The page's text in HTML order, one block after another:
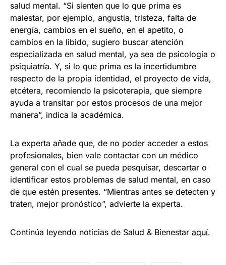
salud mental. “Si sienten que lo que prima es
malestar, por ejemplo, angustia, tristeza, falta de
energía, cambios en el sueño, en el apetito, o
cambios en la libido, sugiero buscar atención
especializada en salud mental, ya sea de psicología o
psiquiatría. Y, si lo que prima es la incertidumbre
respecto de la propia identidad, el proyecto de vida,
etcétera, recomiendo la psicoterapia, que siempre
ayuda a transitar por estos procesos de una mejor
manera”, indica la académica.
La experta añade que, de no poder acceder a estos
profesionales, bien vale contactar con un médico
general con el cual se pueda pesquisar, descartar o
identificar estos problemas de salud mental, en caso
de que estén presentes. “Mientras antes se detecten y
traten, mejor pronóstico”, advierte la experta.
Continúa leyendo noticias de Salud & Bienestar aquí.